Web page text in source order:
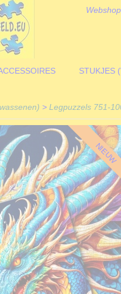
Webshop
STUKJES
> Legpuzzels 751-
NIEUW